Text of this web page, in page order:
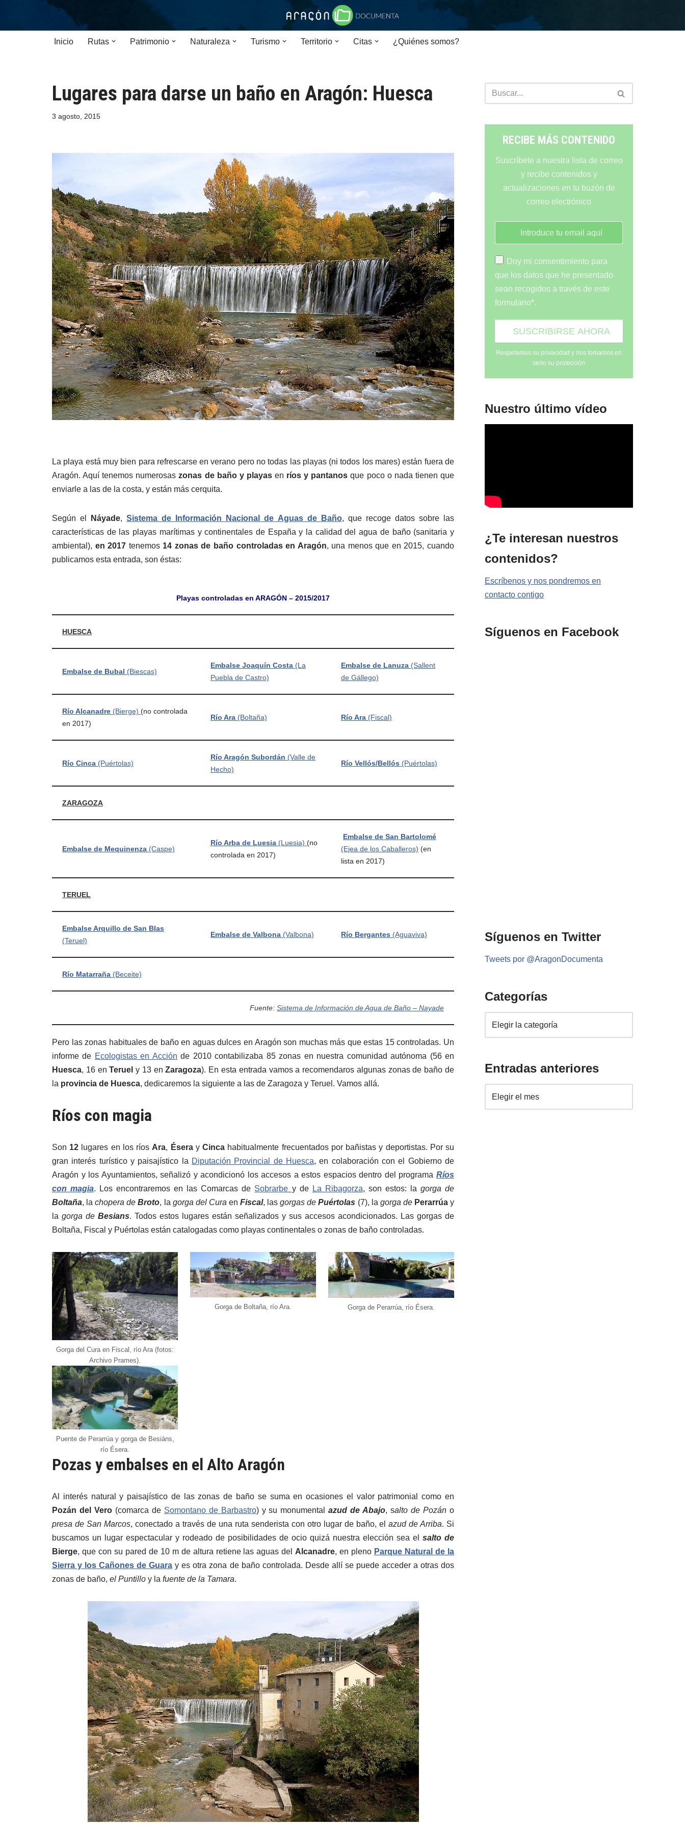
Inicio Rutas Patrimonio Naturaleza Turismo Territorio Citas ¿Quiénes somos?
Lugares para darse un baño en Aragón: Huesca
3 agosto, 2015
La playa está muy bien para refrescarse en verano pero no todas las playas (ni todos los mares) están fuera de
Aragón. Aquí tenemos numerosaszonas de baño y playasen ríos y pantanos que poco o nada tienen que
enviarle a las de la costa, y están más cerquita.
Según el Náyade,Sistema de Información Nacional de Aguas de Baño, que recoge datos sobre las
características de las playas marítimas y continentales de España y la calidad del agua de baño (sanitaria y
ambiental), en 2017 tenemos 14 zonas de baño controladas en Aragón, una menos que en 2015, cuando
publicamos esta entrada, son éstas:
Playas controladas en ARAGÓN – 2015/2017
HUESCA
Embalse de Bubal (Biescas)
Embalse Joaquín Costa (La
Puebla de Castro)
Embalse de Lanuza (Sallent
de Gállego)
Río Alcanadre (Bierge) (no controlada
en 2017)
Río Ara (Boltaña) Río Ara (Fiscal)
Río Cinca (Puértolas)
Río Aragón Subordán (Valle de
Hecho)
Río Vellós/Bellós (Puértolas)
ZARAGOZA
Embalse de Mequinenza (Caspe)
Río Arba de Luesia (Luesia) (no
controlada en 2017)
Embalse de San Bartolomé
(Ejea de los Caballeros) (en
lista en 2017)
TERUEL
Embalse Arquillo de San Blas
(Teruel)
Embalse de Valbona (Valbona) Río Bergantes (Aguaviva)
Río Matarraña (Beceite)
Fuente: Sistema de Información de Agua de Baño – Nayade
Pero las zonas habituales de baño en aguas dulces en Aragón son muchas más que estas 15 controladas. Un
informe de Ecologistas en Acción de 2010 contabilizaba 85 zonas en nuestra comunidad autónoma (56 en
Huesca, 16 enTeruel y 13 enZaragoza). En esta entrada vamos a recomendaros algunas zonas de baño de
la provincia de Huesca, dedicaremos la siguiente a las de Zaragoza y Teruel. Vamos allá.
Ríos con magia
Son 12 lugares en los ríos Ara, ÉserayCinca habitualmente frecuentados por bañistas y deportistas. Por su
gran interés turístico y paisajístico la Diputación Provincial de Huesca, en colaboración con el Gobierno de
Aragón y los Ayuntamientos, señalizó y acondicionó los accesos a estos espacios dentro del programa Ríos
con magia. Los encontraremos en las Comarcas de Sobrarbe y de La Ribagorza, son estos: la gorga de
Boltaña, lachopera deBroto, la gorga del Cura enFiscal, lasgorgas dePuértolas (7), la gorga de Perarrúay
la gorga de Besians. Todos estos lugares están señalizados y sus accesos acondicionados. Las gorgas de
Boltaña, Fiscal y Puértolas están catalogadas como playas continentales o zonas de baño controladas.
Gorga del Cura en Fiscal, río Ara (fotos:
Archivo Prames).
Gorga de Boltaña, río Ara. Gorga de Perarrúa, río Ésera.
Puente de Perarrúa y gorga de Besiáns,
río Ésera.
Pozas y embalses en el Alto Aragón
Al interés natural y paisajístico de las zonas de baño se suma en ocasiones el valor patrimonial como en
Pozán del Vero(comarca de Somontano de Barbastro) y su monumentalazud de Abajo, salto de Pozán o
presa de San Marcos, conectado a través de una ruta senderista con otro lugar de baño, el azud de Arriba. Si
buscamos un lugar espectacular y rodeado de posibilidades de ocio quizá nuestra elección sea el salto de
Bierge, que con su pared de 10 m de altura retiene las aguas del Alcanadre, en pleno Parque Natural de la
Sierra y los Cañones de Guara y es otra zona de baño controlada. Desde allí se puede acceder a otras dos
zonas de baño, el Puntillo y la fuente de la Tamara.
RECIBE MÁS CONTENIDO
Suscríbete a nuestra lista de correo
y recibe contenidos y
actualizaciones en tu buzón de
correo electrónico
Doy mi consentimiento para
que los datos que he presentado
sean recogidos a través de este
formulario*.
Respetamos su privacidad y nos tomamos en
serio su protección
Nuestro último vídeo
¿Te interesan nuestros
contenidos?
Escríbenos y nos pondremos en
contacto contigo
Síguenos en Facebook
Síguenos en Twitter
Tweets por @AragonDocumenta
Categorías
Entradas anteriores